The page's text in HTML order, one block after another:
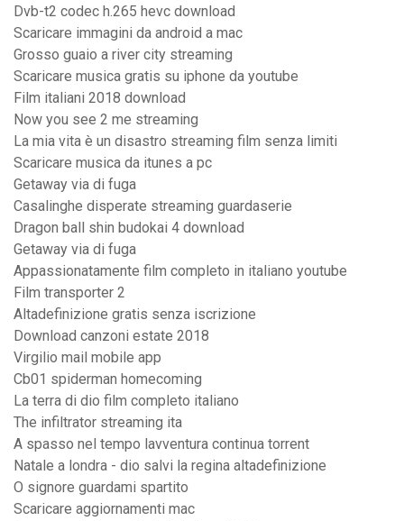
Dvb-t2 codec h.265 hevc download
Scaricare immagini da android a mac
Grosso guaio a river city streaming
Scaricare musica gratis su iphone da youtube
Film italiani 2018 download
Now you see 2 me streaming
La mia vita è un disastro streaming film senza limiti
Scaricare musica da itunes a pc
Getaway via di fuga
Casalinghe disperate streaming guardaserie
Dragon ball shin budokai 4 download
Getaway via di fuga
Appassionatamente film completo in italiano youtube
Film transporter 2
Altadefinizione gratis senza iscrizione
Download canzoni estate 2018
Virgilio mail mobile app
Cb01 spiderman homecoming
La terra di dio film completo italiano
The infiltrator streaming ita
A spasso nel tempo lavventura continua torrent
Natale a londra - dio salvi la regina altadefinizione
O signore guardami spartito
Scaricare aggiornamenti mac